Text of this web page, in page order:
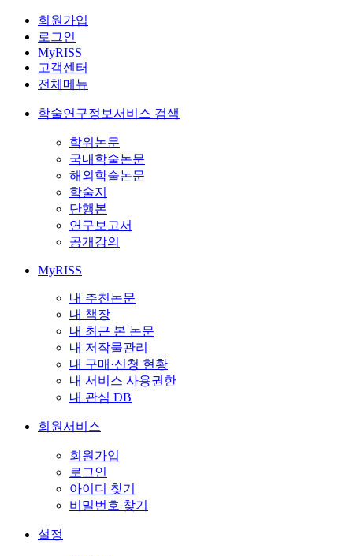
회원가입
로그인
MyRISS
고객센터
전체메뉴
학술연구정보서비스 검색
학위논문
국내학술논문
해외학술논문
학술지
단행본
연구보고서
공개강의
MyRISS
내 추천논문
내 책장
내 최근 본 논문
내 저작물관리
내 구매·신청 현황
내 서비스 사용권한
내 관심 DB
회원서비스
회원가입
로그인
아이디 찾기
비밀번호 찾기
설정